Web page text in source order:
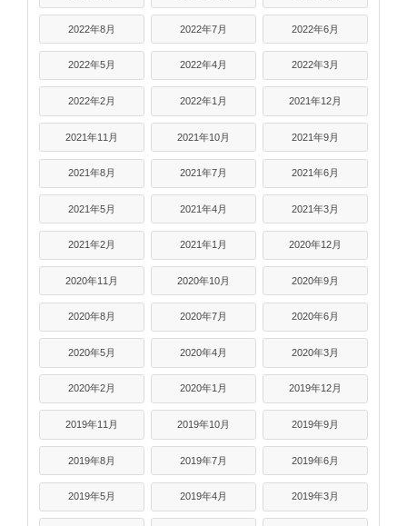
2022年8月 2022年7月 2022年6月
2022年5月 2022年4月 2022年3月
2022年2月 2022年1月 2021年12月
2021年11月 2021年10月 2021年9月
2021年8月 2021年7月 2021年6月
2021年5月 2021年4月 2021年3月
2021年2月 2021年1月 2020年12月
2020年11月 2020年10月 2020年9月
2020年8月 2020年7月 2020年6月
2020年5月 2020年4月 2020年3月
2020年2月 2020年1月 2019年12月
2019年11月 2019年10月 2019年9月
2019年8月 2019年7月 2019年6月
2019年5月 2019年4月 2019年3月